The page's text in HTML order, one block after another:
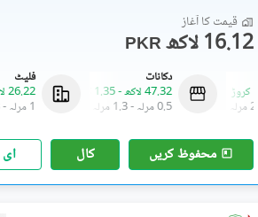
قیمت کا آغاز
PKR 16.12 لاکھ
فلیٹ
26.22 لاکھ
1 مرلہ
-
دکانات
47.32 لاکھ
-1.35 کروڑ
0.5 مرلہ
-1.3 مرلہ 2.1 مرلہ
محفوظ کریں کال